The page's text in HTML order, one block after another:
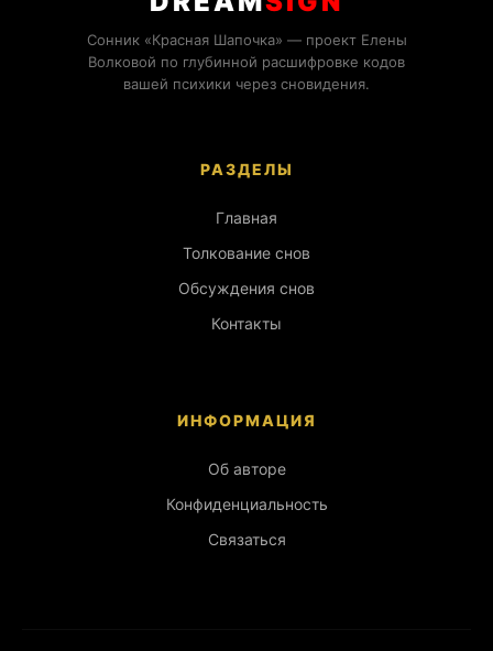
Сонник «Красная Шапочка» — проект Елены
Волковой по глубинной расшифровке кодов
вашей психики через сновидения.
РАЗДЕЛЫ
Главная
Толкование снов
Обсуждения снов
Контакты
ИНФОРМАЦИЯ
Об авторе
Конфиденциальность
Связаться